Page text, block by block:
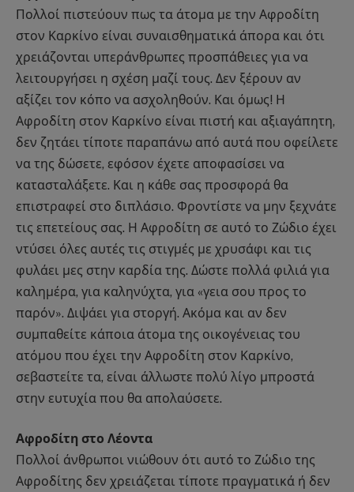
Πολλοί πιστεύουν πως τα άτομα με την Αφροδίτη
στον Καρκίνο είναι συναισθηματικά άπορα και ότι
χρειάζονται υπεράνθρωπες προσπάθειες για να
λειτουργήσει η σχέση μαζί τους. Δεν ξέρουν αν
αξίζει τον κόπο να ασχοληθούν. Και όμως! Η
Αφροδίτη στον Καρκίνο είναι πιστή και αξιαγάπητη,
δεν ζητάει τίποτε παραπάνω από αυτά που οφείλετε
να της δώσετε, εφόσον έχετε αποφασίσει να
κατασταλάξετε. Και η κάθε σας προσφορά θα
επιστραφεί στο διπλάσιο. Φροντίστε να μην ξεχνάτε
τις επετείους σας. Η Αφροδίτη σε αυτό το Ζώδιο έχει
ντύσει όλες αυτές τις στιγμές με χρυσάφι και τις
φυλάει μες στην καρδία της. Δώστε πολλά φιλιά για
καλημέρα, για καληνύχτα, για «γεια σου προς το
παρόν». Διψάει για στοργή. Ακόμα και αν δεν
συμπαθείτε κάποια άτομα της οικογένειας του
ατόμου που έχει την Αφροδίτη στον Καρκίνο,
σεβαστείτε τα, είναι άλλωστε πολύ λίγο μπροστά
στην ευτυχία που θα απολαύσετε.
Αφροδίτη στο Λέοντα
Πολλοί άνθρωποι νιώθουν ότι αυτό το Ζώδιο της
Αφροδίτης δεν χρειάζεται τίποτε πραγματικά ή δεν